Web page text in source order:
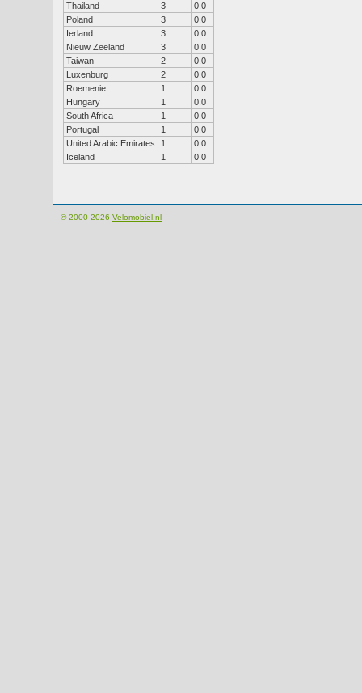
Thailand
3
0.0
Poland
3
0.0
Ierland
3
0.0
Nieuw Zeeland
3
0.0
Taiwan
2
0.0
Luxenburg
2
0.0
Roemenie
1
0.0
Hungary
1
0.0
South Africa
1
0.0
Portugal
1
0.0
United Arabic Emirates
1
0.0
Iceland
1 0.0
© 2000-2026 Velomobiel.nl